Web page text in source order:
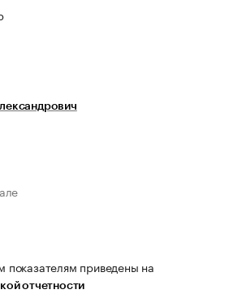
приведены на
отчетности